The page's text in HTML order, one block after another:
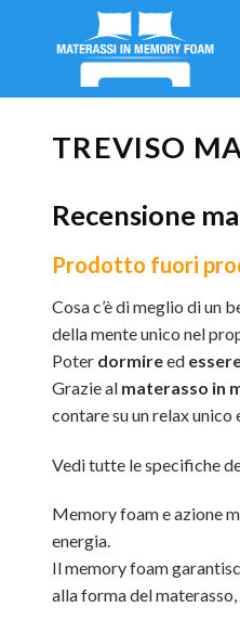
TREVISO
Recensione
Prodotto fuori
Cosa c’è di meglio di un
della mente unico nel
Poter dormireed
Grazie al materasso in
contare su un relax
Vedi tutte le specifiche
Memory foam e azione
energia.
Il memory foam
alla forma del